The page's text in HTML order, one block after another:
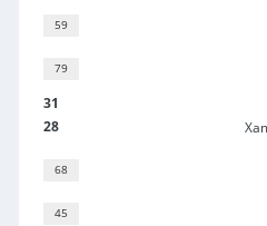
59
79
31
28
68
45